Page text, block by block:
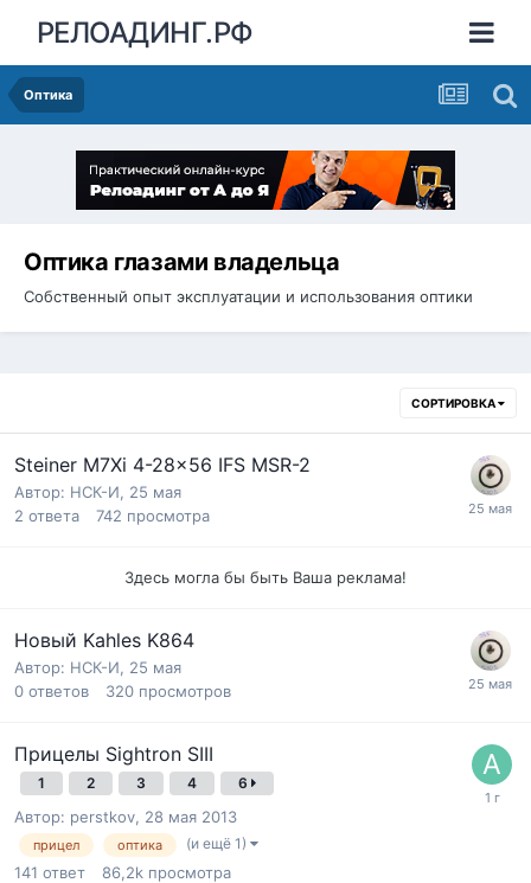
РЕЛОАДИНГ.РФ
Оптика
Оптика глазами владельца
Собственный опыт эксплуатации и использования оптики
СОРТИРОВКА
Steiner M7Xi 4-28x56 IFS MSR-2
Автор: НСК-И, 25 мая
2 ответа 742 просмотра
Здесь могла бы быть Ваша реклама!
Новый Kahles K864
Автор: НСК-И, 25 мая
0 ответов 320 просмотров
Прицелы Sightron SIII
1 2 3 4 6
Автор: perstkov, 28 мая 2013
прицел оптика (и ещё 1)
141 ответ 86,2k просмотра